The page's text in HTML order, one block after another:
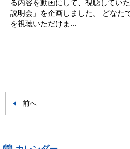
る内容を動画にして、視聴してい
説明会」を企画しました。 どなた
を視聴いただけま...
前へ